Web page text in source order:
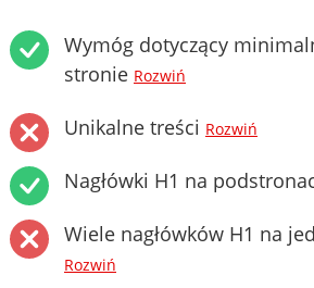
Wymóg dotyczący
stronie Rozwiń
Unikalne treści Rozwiń
Nagłówki H1 na
Wiele nagłówków H1 na
Rozwiń